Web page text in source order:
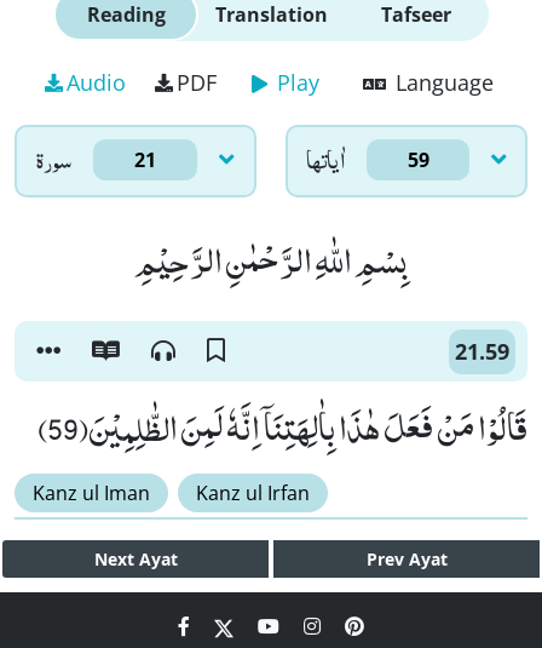
Reading Translation Tafseer
Audio PDF Play Language
سورۃ 21 اٰياتها 59
بِسْمِ اللّٰهِ الرَّحْمٰنِ الرَّحِیْمِ
21.59
قَالُوْا مَنْ فَعَلَ هٰذَا بِاٰلِهَتِنَاۤ اِنَّهٗ لَمِنَ الظّٰلِمِیْنَ(59)
Kanz ul Iman Kanz ul Irfan
Next Ayat Prev Ayat